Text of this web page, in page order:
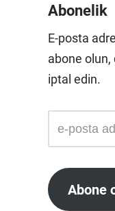
Abonelik
E-posta
abone
iptal edin.
Abone